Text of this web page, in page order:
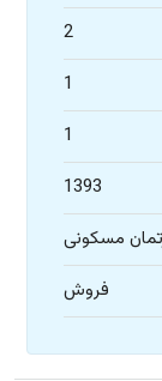
2
1
1
1393
مسکونی
فروش